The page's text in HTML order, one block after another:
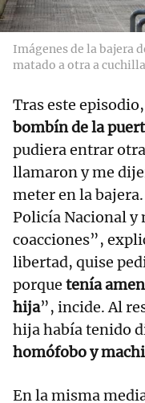
Imágenes de la bajera
matado a otra a
Tras este
bombín de la
pudiera entrar
llamaron y me
meter en la
Policía Nacional y
coacciones”,
libertad, quise
porque tenía
hija”, incide. Al
hija había tenido
homófobo y
En la misma